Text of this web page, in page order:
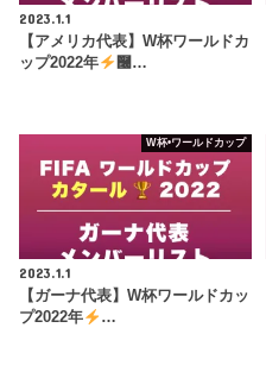
2023.1.1
【アメリカ代表】W杯ワールドカ
ップ2022年
࿠…
W杯•ワールドカップ
2023.1.1
【ガーナ代表】W杯ワールドカッ
プ2022年
…